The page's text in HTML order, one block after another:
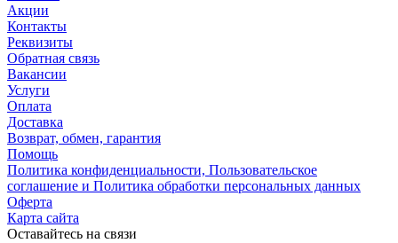
Акции
Контакты
Реквизиты
Обратная связь
Вакансии
Услуги
Оплата
Доставка
Возврат, обмен, гарантия
Помощь
Политика конфиденциальности, Пользовательское
соглашение и Политика обработки персональных данных
Оферта
Карта сайта
Оставайтесь на связи